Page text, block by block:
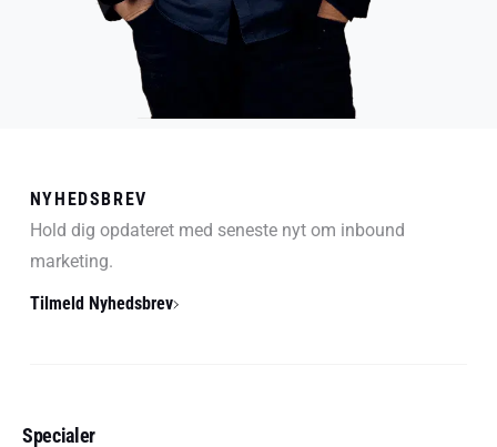
NYHEDSBREV
Hold dig opdateret med seneste nyt om inbound
marketing.
Tilmeld Nyhedsbrev
Specialer